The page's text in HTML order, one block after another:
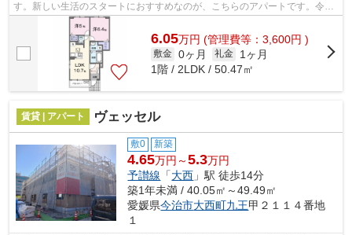
す。新しい生活のスタートにおすすめなのが、こちらのアパートです。令和
8年築の物件です。どういった物件を求...
6.05万円 (管理費等：3,600円 )
敷金 0ヶ月 礼金
1ヶ月
1階 / 2LDK / 50.47㎡
賃貸 | アパート ヴェッセル
敷0 新築
4.65万円～5.3万円
予讃線 「大西 」駅 徒歩14分
築1年未満 / 40.05㎡～49.49㎡
愛媛県今治市大西町九王甲２１１４番地
１